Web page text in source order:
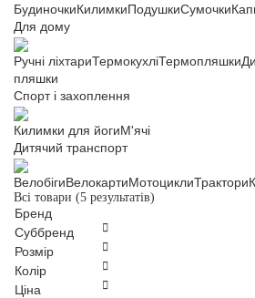
БудиночкиКилимкиПодушкиСумочки
Для дому
Ручні ліхтариТермокухліТермопляшки
пляшки
Спорт і захоплення
Килимки для йогиМ'ячі
Дитячий транспорт
ВелобігиВелокартиМотоциклиТрактори
Всі товари (5 результатів)
Бренд
Суббренд
Розмір
Колір
Ціна